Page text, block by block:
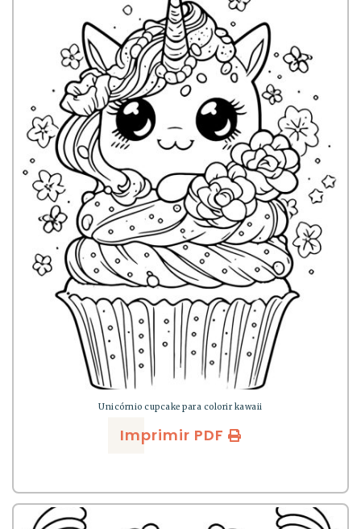
Unicórnio cupcake para colorir kawaii
Imprimir PDF